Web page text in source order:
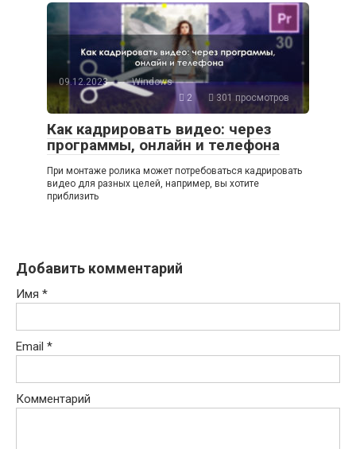
09.12.2023
Windows
2
301 просмотров
Как кадрировать видео: через
программы, онлайн и телефона
При монтаже ролика может потребоваться кадрировать
видео для разных целей, например, вы хотите
приблизить
Добавить комментарий
Имя *
Email *
Комментарий